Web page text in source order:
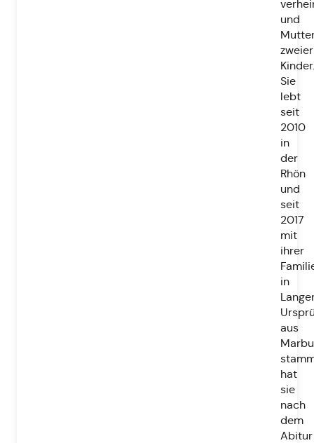
und
zweier
Kinder.
Sie
lebt
seit
2010
in
der
Rhön
und
seit
2017
mit
ihrer
in
aus
hat
sie
nach
dem
Abitur